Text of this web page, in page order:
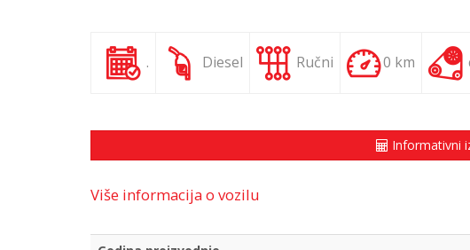
. Diesel Ručni 0 km
Informativni
Više informacija o vozilu